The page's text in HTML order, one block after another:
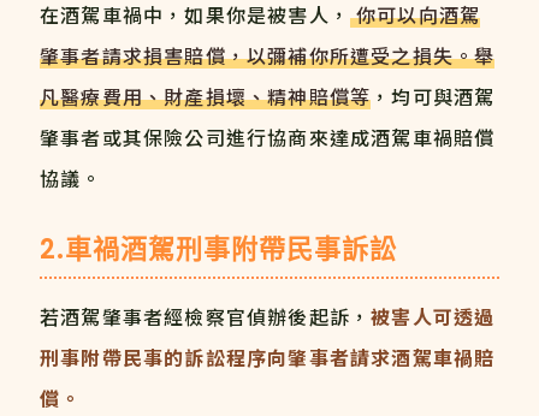
在酒駕車禍中，如果你是被害人， 你可以向酒駕
肇事者請求損害賠償，以彌補你所遭受之損失。舉
凡醫療費用、財產損壞、精神賠償等 ，均可與酒駕
肇事者或其保險公司進行協商來達成酒駕車禍賠償
協議。
2.車禍酒駕刑事附帶民事訴訟
若酒駕肇事者經檢察官偵辦後起訴，被害人可透過
刑事附帶民事的訴訟程序向肇事者請求酒駕車禍賠
償。